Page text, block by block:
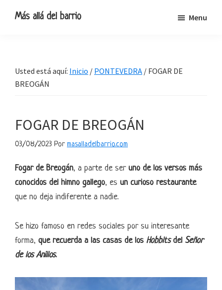
primaria
Más allá del barrio
escapadas
y
Menu
Usted está aquí: Inicio / PONTEVEDRA / FOGAR DE
BREOGÁN
FOGAR DE BREOGÁN
03/08/2023 Por masalladelbarrio.com
Fogar de Breogán, a parte de ser uno de los versos más
conocidos del himno gallego, es un curioso restaurante
que no deja indiferente a nadie.
Se hizo famoso en redes sociales por su interesante
forma, que recuerda a las casas de los Hobbitsdel Señor
de los Anillos.